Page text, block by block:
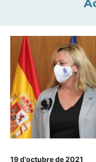
19 d'octubre de 2021